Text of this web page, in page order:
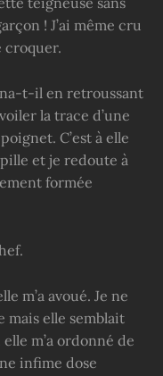
! J’ai même cru
croquer.
t-il en retroussant
la trace d’une
C’est à elle
et je redoute à
formée
m’a avoué. Je ne
mais elle semblait
m’a ordonné de
infime dose